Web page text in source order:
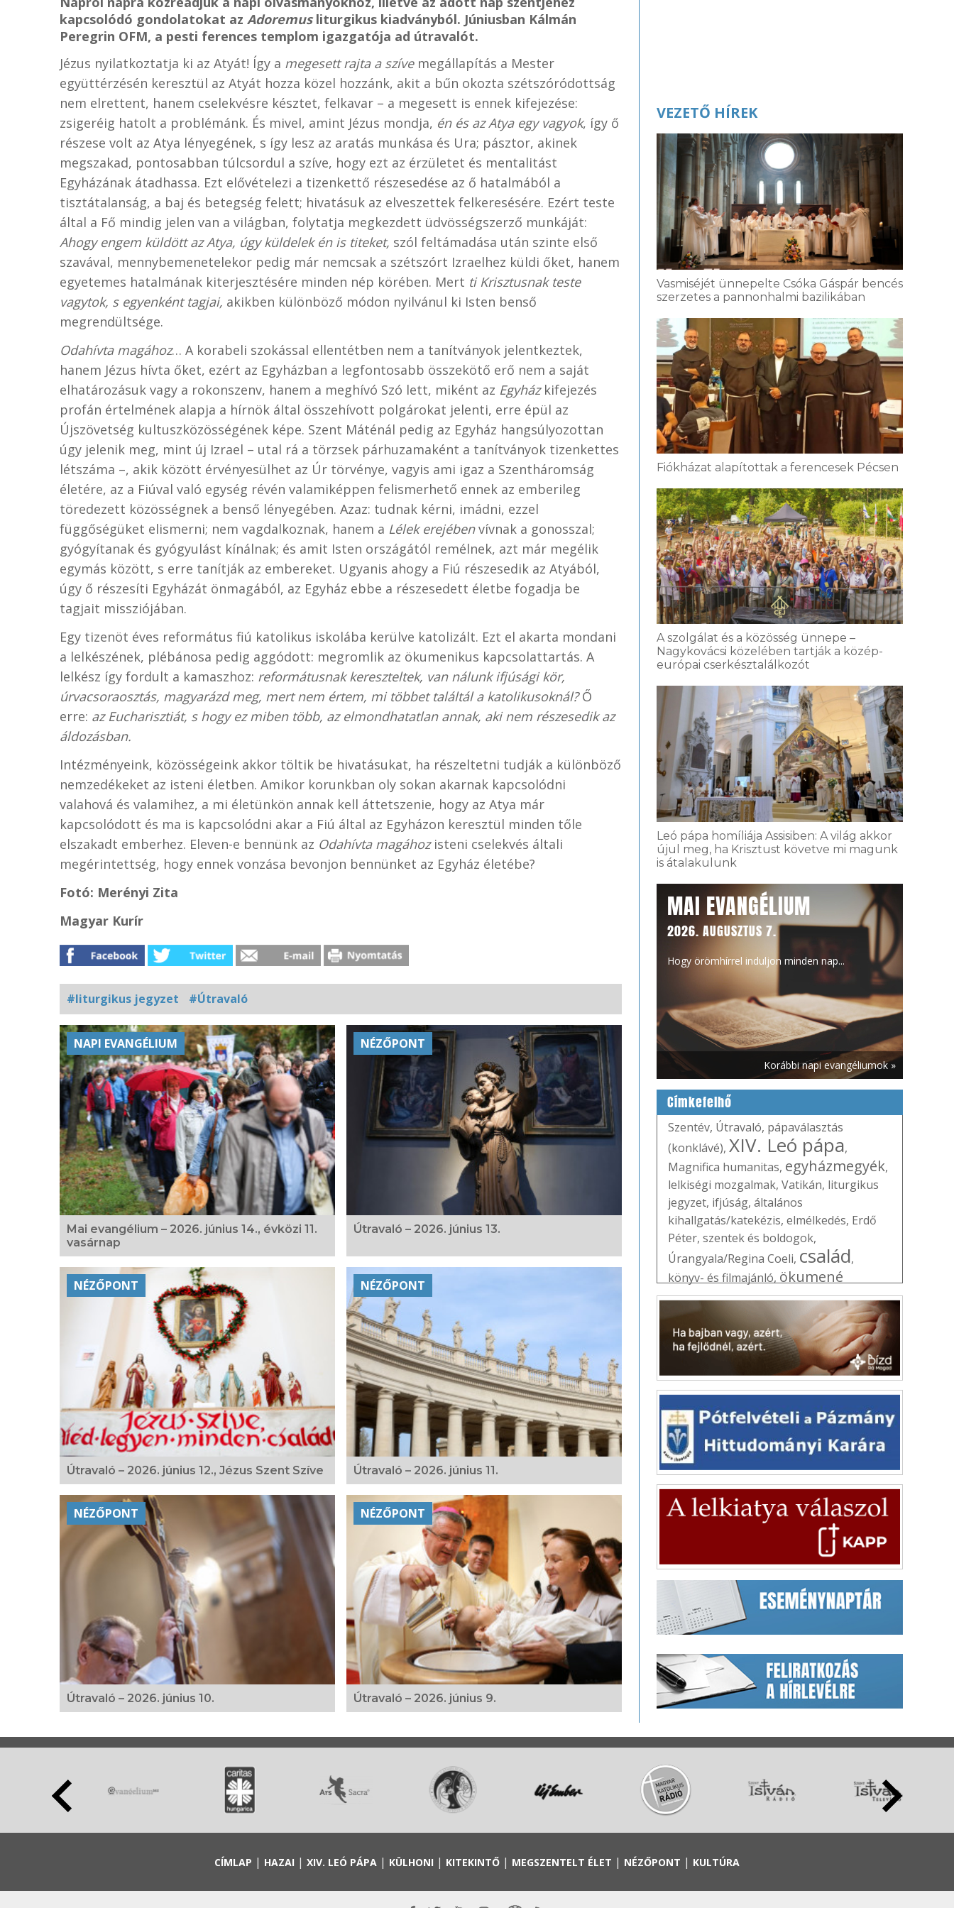
kapcsolódó gondolatokat az Adoremusliturgikus kiadványból. Júniusban Kálmán
Peregrin OFM, a pesti ferences templom igazgatója ad útravalót.
Jézus nyilatkoztatja ki az Atyát! Így a megesett rajta a szívemegállapítás a Mester
együttérzésén keresztül az Atyát hozza közel hozzánk, akit a bűn okozta szétszóródottság
nem elrettent, hanem cselekvésre késztet, felkavar – a megesett is ennek kifejezése:
zsigeréig hatolt a problémánk. És mivel, amint Jézus mondja, én és az Atya egy vagyok, így ő
részese volt az Atya lényegének, s így lesz az aratás munkása és Ura; pásztor, akinek
megszakad, pontosabban túlcsordul a szíve, hogy ezt az érzületet és mentalitást
Egyházának átadhassa. Ezt elővételezi a tizenkettő részesedése az ő hatalmából a
tisztátalanság, a baj és betegség felett; hivatásuk az elveszettek felkeresésére. Ezért teste
által a Fő mindig jelen van a világban, folytatja megkezdett üdvösségszerző munkáját:
Ahogy engem küldött az Atya, úgy küldelek én is titeket, szól feltámadása után szinte első
szavával, mennybemenetelekor pedig már nemcsak a szétszórt Izraelhez küldi őket, hanem
egyetemes hatalmának kiterjesztésére minden nép körében. Mert ti Krisztusnak teste
vagytok, s egyenként tagjai, akikben különböző módon nyilvánul ki Isten benső
megrendültsége.
Odahívta magához… A korabeli szokással ellentétben nem a tanítványok jelentkeztek,
hanem Jézus hívta őket, ezért az Egyházban a legfontosabb összekötő erő nem a saját
elhatározásuk vagy a rokonszenv, hanem a meghívó Szó lett, miként az Egyházkifejezés
profán értelmének alapja a hírnök által összehívott polgárokat jelenti, erre épül az
Újszövetség kultuszközösségének képe. Szent Máténál pedig az Egyház hangsúlyozottan
úgy jelenik meg, mint új Izrael – utal rá a törzsek párhuzamaként a tanítványok tizenkettes
létszáma –, akik között érvényesülhet az Úr törvénye, vagyis ami igaz a Szentháromság
életére, az a Fiúval való egység révén valamiképpen felismerhető ennek az emberileg
töredezett közösségnek a benső lényegében. Azaz: tudnak kérni, imádni, ezzel
függőségüket elismerni; nem vagdalkoznak, hanem a Lélek erejébenvívnak a gonosszal;
gyógyítanak és gyógyulást kínálnak; és amit Isten országától remélnek, azt már megélik
egymás között, s erre tanítják az embereket. Ugyanis ahogy a Fiú részesedik az Atyából,
úgy ő részesíti Egyházát önmagából, az Egyház ebbe a részesedett életbe fogadja be
tagjait missziójában.
Egy tizenöt éves református fiú katolikus iskolába kerülve katolizált. Ezt el akarta mondani
a lelkészének, plébánosa pedig aggódott: megromlik az ökumenikus kapcsolattartás. A
lelkész így fordult a kamaszhoz: reformátusnak kereszteltek, van nálunk ifjúsági kör,
úrvacsoraosztás, magyarázd meg, mert nem értem, mi többet találtál a katolikusoknál?Ő
erre: az Eucharisztiát, s hogy ez miben több, az elmondhatatlan annak, aki nem részesedik az
áldozásban.
Intézményeink, közösségeink akkor töltik be hivatásukat, ha részeltetni tudják a különböző
nemzedékeket az isteni életben. Amikor korunkban oly sokan akarnak kapcsolódni
valahová és valamihez, a mi életünkön annak kell áttetszenie, hogy az Atya már
kapcsolódott és ma is kapcsolódni akar a Fiú által az Egyházon keresztül minden tőle
elszakadt emberhez. Eleven-e bennünk az Odahívta magáhozisteni cselekvés általi
megérintettség, hogy ennek vonzása bevonjon bennünket az Egyház életébe?
Fotó: Merényi Zita
Magyar Kurír
#liturgikus jegyzet #Útravaló
Kapcsolódó
fotógaléria
NAPI EVANGÉLIUM
Mai evangélium – 2026. június 14., évközi 11.
vasárnap
NÉZŐPONT
Útravaló – 2026. június 13.
NÉZŐPONT
Útravaló – 2026. június 12., Jézus Szent Szíve
NÉZŐPONT
Útravaló – 2026. június 11.
NÉZŐPONT
Útravaló – 2026. június 10.
NÉZŐPONT
Útravaló – 2026. június 9.
VEZETŐ HÍREK
Vasmiséjét ünnepelte Csóka Gáspár bencés
szerzetes a pannonhalmi bazilikában
Fiókházat alapítottak a ferencesek Pécsen
A szolgálat és a közösség ünnepe –
Nagykovácsi közelében tartják a közép-
európai cserkésztalálkozót
Leó pápa homíliája Assisiben: A világ akkor
újul meg, ha Krisztust követve mi magunk
is átalakulunk
MAI EVANGÉLIUM
2026. AUGUSZTUS 7.
Hogy örömhírrel induljon minden nap...
Korábbi napi evangéliumok »
Címkefelhő
Szentév, Útravaló, pápaválasztás
(konklávé), XIV. Leó pápa,
Magnifica humanitas, egyházmegyék,
lelkiségi mozgalmak, Vatikán, liturgikus
jegyzet, ifjúság, általános
kihallgatás/katekézis, elmélkedés, Erdő
Péter, szentek és boldogok,
Úrangyala/Regina Coeli, család,
könyv- és filmajánló, ökumené
CÍMLAP | HAZAI | XIV. LEÓ PÁPA | KÜLHONI | KITEKINTŐ | MEGSZENTELT ÉLET | NÉZŐPONT | KULTÚRA